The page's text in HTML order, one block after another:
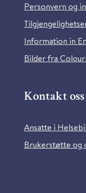
Personvern og
Information in
Bilder fra
Kontakt oss
Ansatte i
Brukerstøtte og